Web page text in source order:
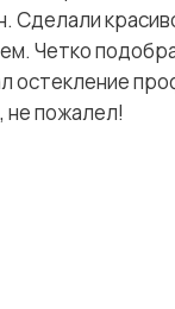
Сделали
Четко
остекление
не пожалел!